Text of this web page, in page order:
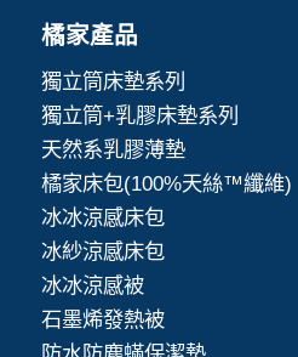
橘家產品
獨立筒床墊系列
獨立筒+乳膠床墊系列
天然系乳膠薄墊
橘家床包(100%天絲™纖維)
冰冰涼感床包
冰紗涼感床包
冰冰涼感被
石墨烯發熱被